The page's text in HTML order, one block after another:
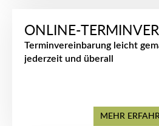
ONLINE-
Terminvereinbarung leicht
jederzeit und überall
MEHR